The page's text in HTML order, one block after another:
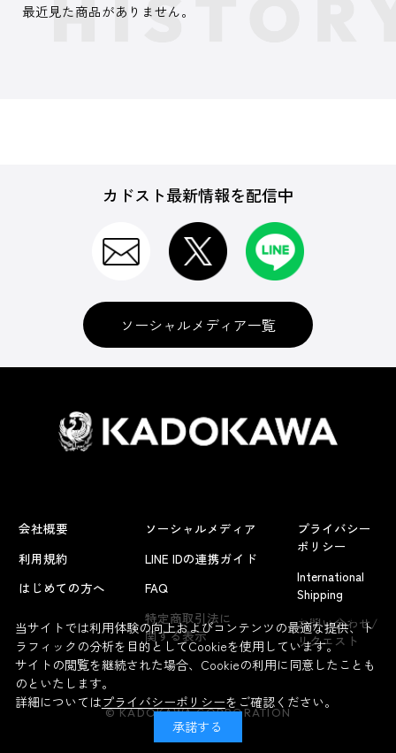
よくあるお問い合わせ
最近見た商品がありません。
カドスト最新情報を配信中
ソーシャルメディア一覧
会社概要
利用規約
はじめての方へ
ソーシャルメディア
LINE IDの連携ガイド
FAQ
特定商取引法に
関する表示
プライバシー
ポリシー
International
Shipping
お問い合わせ/
リクエスト
© KADOKAWA CORPORATION
当サイトでは利用体験の向上およびコンテンツの最適な提供、ト
ラフィックの分析を目的としてCookieを使用しています。
サイトの閲覧を継続された場合、Cookieの利用に同意したことも
のといたします。
詳細についてはプライバシーポリシーをご確認ください。
承諾する